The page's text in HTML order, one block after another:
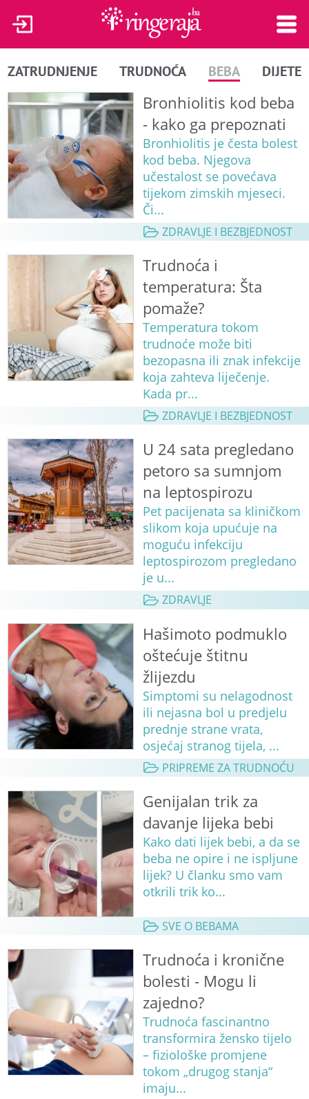
ZATRUDNJENJE TRUDNOĆA BEBA DIJETE
Bronhiolitis kod beba
- kako ga prepoznati
Bronhiolitis je česta bolest
kod beba. Njegova
učestalost se povećava
tijekom zimskih mjeseci.
Či...
ZDRAVLJE I BEZBJEDNOST
Trudnoća i
temperatura: Šta
pomaže?
Temperatura tokom
trudnoće može biti
bezopasna ili znak infekcije
koja zahteva liječenje.
Kada pr...
ZDRAVLJE I BEZBJEDNOST
U 24 sata pregledano
petoro sa sumnjom
na leptospirozu
Pet pacijenata sa kliničkom
slikom koja upućuje na
moguću infekciju
leptospirozom pregledano
je u...
ZDRAVLJE
Hašimoto podmuklo
oštećuje štitnu
žlijezdu
Simptomi su nelagodnost
ili nejasna bol u predjelu
prednje strane vrata,
osjećaj stranog tijela, ...
PRIPREME ZA TRUDNOĆU
Genijalan trik za
davanje lijeka bebi
Kako dati lijek bebi, a da se
beba ne opire i ne ispljune
lijek? U članku smo vam
otkrili trik ko...
SVE O BEBAMA
Trudnoća i kronične
bolesti - Mogu li
zajedno?
Trudnoća fascinantno
transformira žensko tijelo
– fiziološke promjene
tokom „drugog stanja“
imaju...